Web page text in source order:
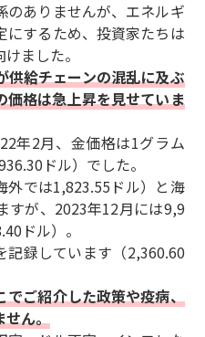
のありませんが、エネルギ
にするため、投資家たちは
ました。
供給チェーンの混乱に及ぶ
価格は急上昇を見せていま
年2月、金価格は1グラム
ドル）でした。
外では1,823.55ドル）と海
すが、2023年12月には9,9
ドル）。
記録しています（2,360.60
でご紹介した政策や疫病、
せん。